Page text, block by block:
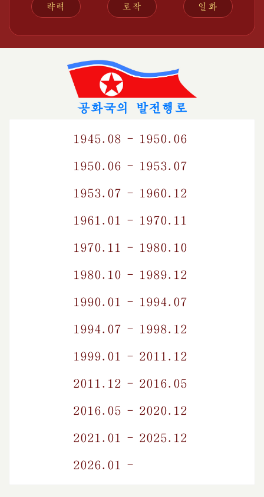
략력 로작 일화
공화국의 발전행로
1945.08 - 1950.06
1950.06 - 1953.07
1953.07 - 1960.12
1961.01 - 1970.11
1970.11 - 1980.10
1980.10 - 1989.12
1990.01 - 1994.07
1994.07 - 1998.12
1999.01 - 2011.12
2011.12 - 2016.05
2016.05 - 2020.12
2021.01 - 2025.12
2026.01 -